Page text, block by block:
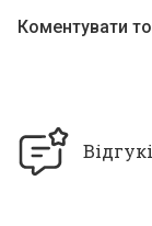
Коментувати